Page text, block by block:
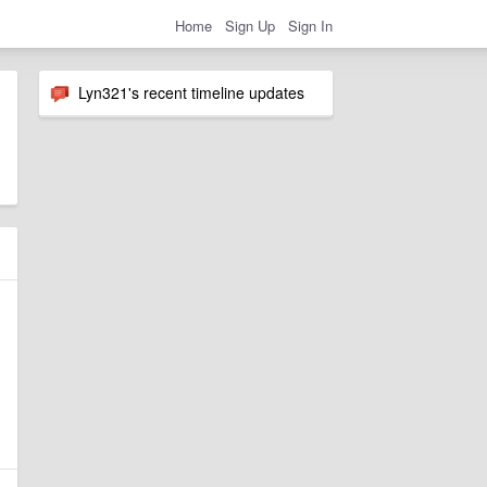
Home Sign Up Sign In
Lyn321's recent timeline updates